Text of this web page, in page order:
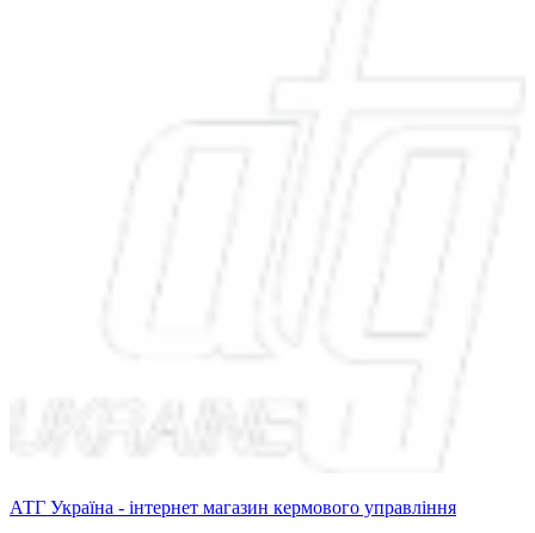
АТГ Україна - інтернет магазин кермового управління